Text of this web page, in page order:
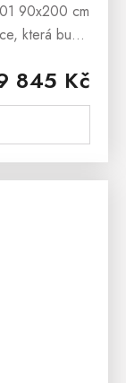
845 Kč
90x200 cm
která bude